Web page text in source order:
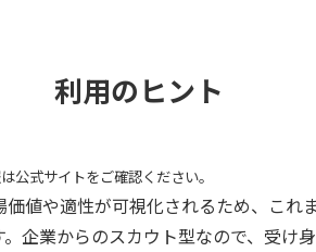
利用のヒント
公式サイトをご確認ください。
値や適性が可視化されるため、これ
企業からのスカウト型なので、受け